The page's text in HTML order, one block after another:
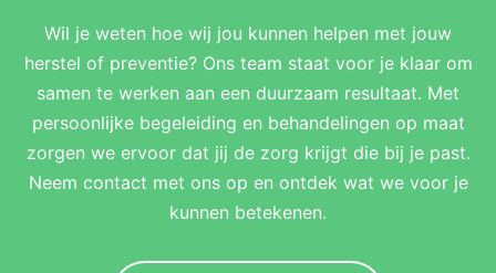
Wil je weten hoe wij jou kunnen helpen met jouw
herstel of preventie? Ons team staat voor je klaar om
samen te werken aan een duurzaam resultaat. Met
persoonlijke begeleiding en behandelingen op maat
zorgen we ervoor dat jij de zorg krijgt die bij je past.
Neem contact met ons op en ontdek wat we voor je
kunnen betekenen.